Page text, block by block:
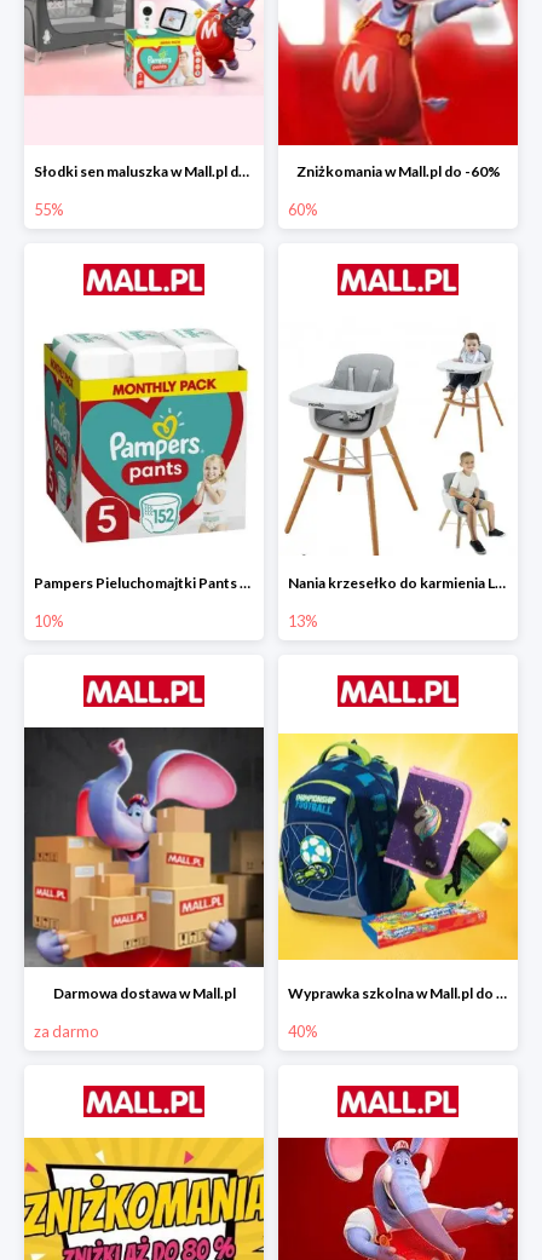
Słodki sen maluszka w Mall.pl do -55%
55%
Zniżkomania w Mall.pl do -60%
60%
Pampers Pieluchomajtki Pants 5 (12-17 kg) 152 szt.
10%
Nania krzesełko do karmienia LUNA 2w1
13%
Darmowa dostawa w Mall.pl
za darmo
Wyprawka szkolna w Mall.pl do -40%
40%